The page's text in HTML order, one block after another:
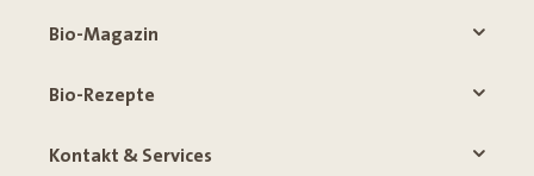
Bio-Magazin
Bio-Rezepte
Kontakt & Services